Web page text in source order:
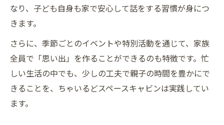
なり、子ども自身も家で安心して話をする習慣が身につ
きます。
さらに、季節ごとのイベントや特別活動を通じて、家族
全員で「思い出」を作ることができるのも特徴です。忙
しい生活の中でも、少しの工夫で親子の時間を豊かにで
きることを、ちゃいるどスペースキャビンは実践してい
ます。